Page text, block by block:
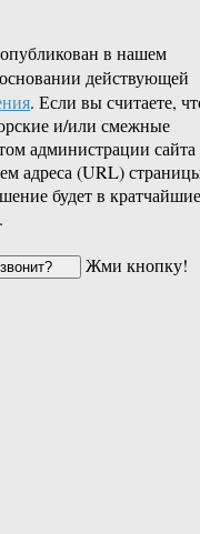
в нашем
действующей
. Если вы считаете,
и/или смежные
администрации сайта
адреса (URL)
будет в кратчайшие
Жми кнопку!